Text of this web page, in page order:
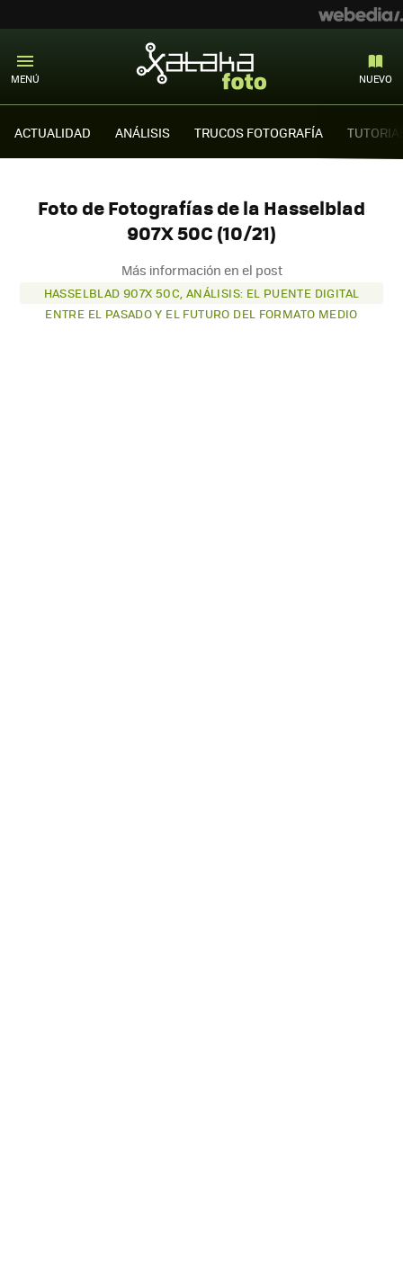
MENÚ NUEVO
ACTUALIDAD ANÁLISIS TRUCOS FOTOGRAFÍA
Foto de Fotografías de la Hasselblad
907X 50C (10/21)
Más información en el post
HASSELBLAD 907X 50C, ANÁLISIS: EL PUENTE DIGITAL
ENTRE EL PASADO Y EL FUTURO DEL FORMATO MEDIO